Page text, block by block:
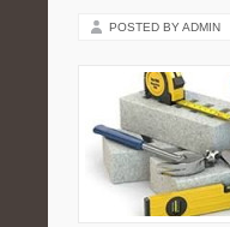
POSTED BY ADMIN